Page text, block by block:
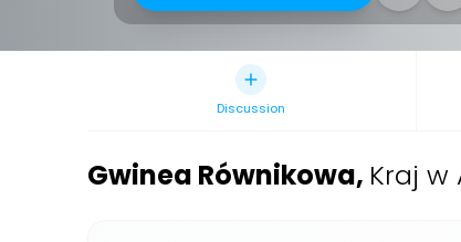
Discussion
Gwinea Równikowa, Kraj w